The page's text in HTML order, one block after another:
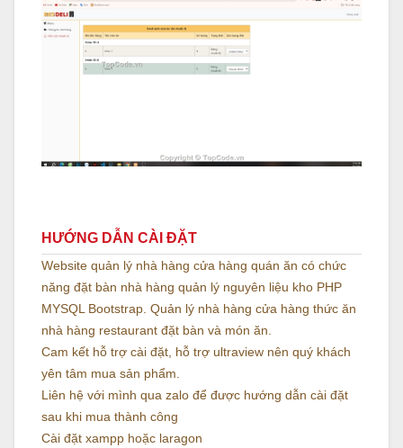
HƯỚNG DẪN CÀI ĐẶT
Website quản lý nhà hàng cửa hàng quán ăn có chức
năng đặt bàn nhà hàng quản lý nguyên liệu kho PHP
MYSQL Bootstrap. Quản lý nhà hàng cửa hàng thức ăn
nhà hàng restaurant đặt bàn và món ăn.
Cam kết hỗ trợ cài đặt, hỗ trợ ultraview nên quý khách
yên tâm mua sản phẩm.
Liên hệ với mình qua zalo để được hướng dẫn cài đặt
sau khi mua thành công
Cài đặt xampp hoặc laragon